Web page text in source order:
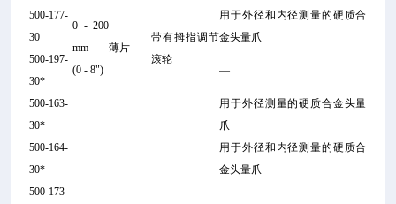
0 - 200
mm
(0 - 8")
薄片
带有拇指调节
滚轮
500-177-
30
用于外径和内径测量的硬质合
金头量爪
500-197-
30*
—
500-163-
30*
用于外径测量的硬质合金头量
爪
500-164-
30*
用于外径和内径测量的硬质合
金头量爪
500-173
—